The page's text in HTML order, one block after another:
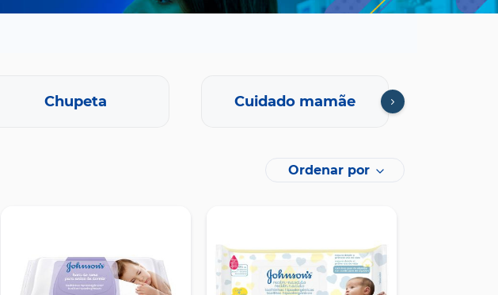
Chupeta Cuidado mamãe
Ordenar por